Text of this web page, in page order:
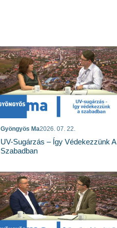
Gyöngyös Ma2026. 07. 22.
UV-Sugárzás – Így Védekezzünk A
Szabadban